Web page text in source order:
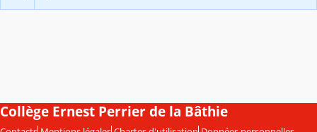
Collège Ernest Perrier de la Bâthie